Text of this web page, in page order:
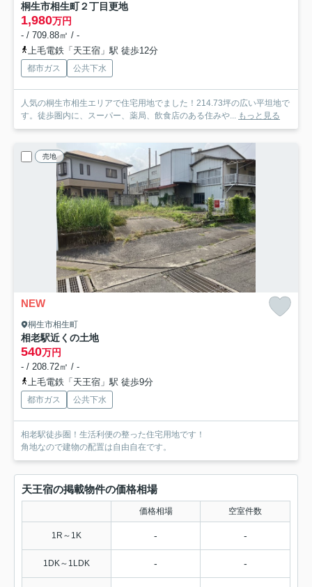
桐生市相生町２丁目更地
1,980万円
- / 709.88㎡ / -
上毛電鉄「天王宿」駅 徒歩12分
都市ガス 公共下水
人気の桐生市相生エリアで住宅用地でました！214.73坪の広い平坦地で
す。徒歩圏内に、スーパー、薬局、飲食店のある住みや... もっと見る
売地
NEW
桐生市相生町
相老駅近くの土地
540万円
- / 208.72㎡ / -
上毛電鉄「天王宿」駅 徒歩9分
都市ガス 公共下水
相老駅徒歩圏！生活利便の整った住宅用地です！
角地なので建物の配置は自由自在です。
天王宿の掲載物件の価格相場
価格相場 空室件数
1R～1K - -
1DK～1LDK - -